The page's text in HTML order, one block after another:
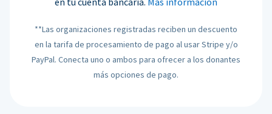
**Las organizaciones registradas reciben un descuento
en la tarifa de procesamiento de pago al usar Stripe y/o
PayPal. Conecta uno o ambos para ofrecer a los donantes
más opciones de pago.